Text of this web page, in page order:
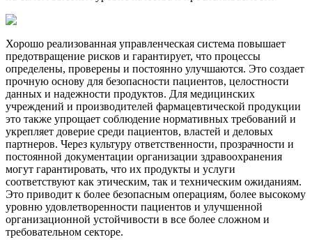
Хорошо реализованная управленческая система повышает
предотвращение рисков и гарантирует, что процессы
определены, проверены и постоянно улучшаются. Это создает
прочную основу для безопасности пациентов, целостности
данных и надежности продуктов. Для медицинских
учреждений и производителей фармацевтической продукции
это также упрощает соблюдение нормативных требований и
укрепляет доверие среди пациентов, властей и деловых
партнеров. Через культуру ответственности, прозрачности и
постоянной документации организации здравоохранения
могут гарантировать, что их продукты и услуги
соответствуют как этическим, так и техническим ожиданиям.
Это приводит к более безопасным операциям, более высокому
уровню удовлетворенности пациентов и улучшенной
организационной устойчивости в все более сложном и
требовательном секторе.